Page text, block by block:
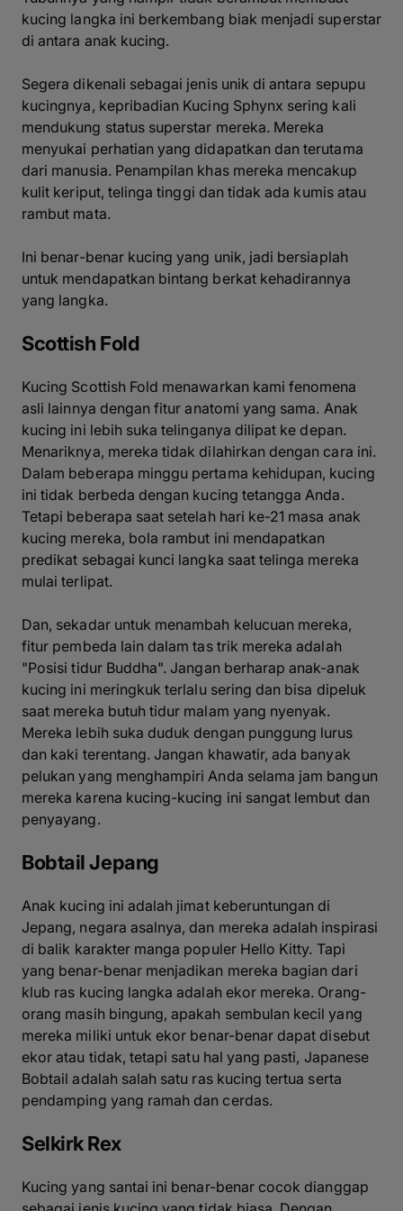
kucing langka ini berkembang biak menjadi superstar
di antara anak kucing.
Segera dikenali sebagai jenis unik di antara sepupu
kucingnya, kepribadian Kucing Sphynx sering kali
mendukung status superstar mereka. Mereka
menyukai perhatian yang didapatkan dan terutama
dari manusia. Penampilan khas mereka mencakup
kulit keriput, telinga tinggi dan tidak ada kumis atau
rambut mata.
Ini benar-benar kucing yang unik, jadi bersiaplah
untuk mendapatkan bintang berkat kehadirannya
yang langka.
Scottish Fold
Kucing Scottish Fold menawarkan kami fenomena
asli lainnya dengan fitur anatomi yang sama. Anak
kucing ini lebih suka telinganya dilipat ke depan.
Menariknya, mereka tidak dilahirkan dengan cara ini.
Dalam beberapa minggu pertama kehidupan, kucing
ini tidak berbeda dengan kucing tetangga Anda.
Tetapi beberapa saat setelah hari ke-21 masa anak
kucing mereka, bola rambut ini mendapatkan
predikat sebagai kunci langka saat telinga mereka
mulai terlipat.
Dan, sekadar untuk menambah kelucuan mereka,
fitur pembeda lain dalam tas trik mereka adalah
"Posisi tidur Buddha". Jangan berharap anak-anak
kucing ini meringkuk terlalu sering dan bisa dipeluk
saat mereka butuh tidur malam yang nyenyak.
Mereka lebih suka duduk dengan punggung lurus
dan kaki terentang. Jangan khawatir, ada banyak
pelukan yang menghampiri Anda selama jam bangun
mereka karena kucing-kucing ini sangat lembut dan
penyayang.
Bobtail Jepang
Anak kucing ini adalah jimat keberuntungan di
Jepang, negara asalnya, dan mereka adalah inspirasi
di balik karakter manga populer Hello Kitty. Tapi
yang benar-benar menjadikan mereka bagian dari
klub ras kucing langka adalah ekor mereka. Orang-
orang masih bingung, apakah sembulan kecil yang
mereka miliki untuk ekor benar-benar dapat disebut
ekor atau tidak, tetapi satu hal yang pasti, Japanese
Bobtail adalah salah satu ras kucing tertua serta
pendamping yang ramah dan cerdas.
Selkirk Rex
Kucing yang santai ini benar-benar cocok dianggap